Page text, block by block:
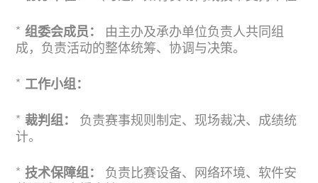
* 组委会成员：
由主办及承办单位负责人共同组
成，负责活动的整体统筹、协调与决策。
* 工作小组：
* 裁判组：
负责赛事规则制定、现场裁决、成绩统
计。
* 技术保障组：
负责比赛设备、网络环境、软件安